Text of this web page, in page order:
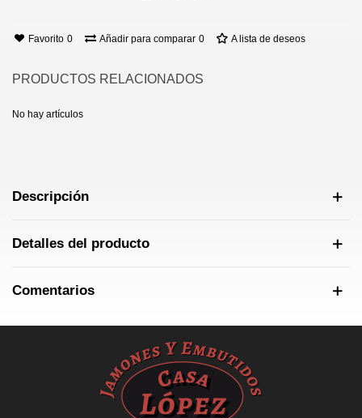
Favorito 0 Añadir para comparar 0 A lista de deseos
PRODUCTOS RELACIONADOS
No hay artículos
Descripción
Detalles del producto
Comentarios